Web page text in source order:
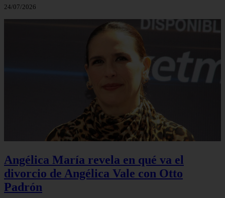
24/07/2026
Angélica María revela en qué va el
divorcio de Angélica Vale con Otto
Padrón